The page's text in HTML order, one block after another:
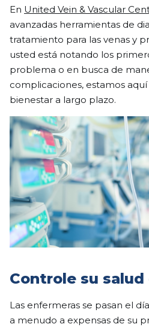
En United Vein & Vascular
avanzadas herramientas de
tratamiento para las venas y
usted está notando los
problema o en busca de
complicaciones, estamos
bienestar a largo plazo.
Controle su
Las enfermeras se pasan el
a menudo a expensas de su